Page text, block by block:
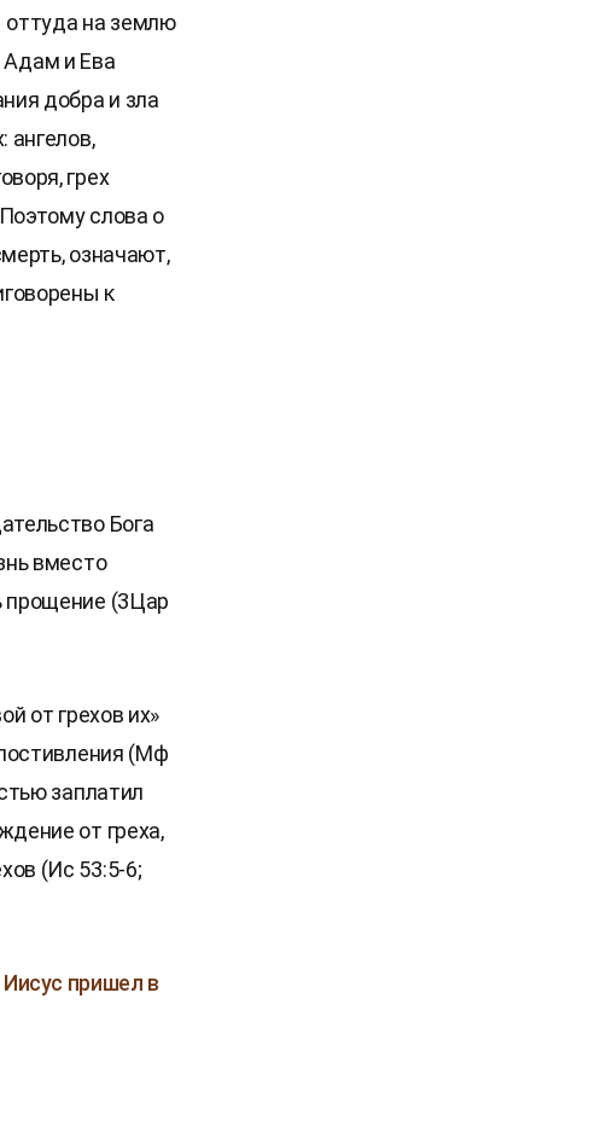
оттуда на землю
Адам и Ева
добра и зла
ангелов,
грех
слова о
означают,
к
Бога
вместо
прощение (3Цар
от грехов их»
(Мф
заплатил
от греха,
(Ис 53:5-6;
пришел в